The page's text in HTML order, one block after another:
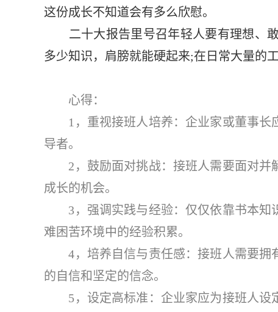
这份成长不知道会有多么欣慰。
二十大报告里号召年轻人要有理想、敢
多少知识，肩膀就能硬起来;在日常大量的
心得：
1，重视接班人培养：企业家或董事长
导者。
2，鼓励面对挑战：接班人需要面对并
成长的机会。
3，强调实践与经验：仅仅依靠书本知
难困苦环境中的经验积累。
4，培养自信与责任感：接班人需要拥
的自信和坚定的信念。
5，设定高标准：企业家应为接班人设